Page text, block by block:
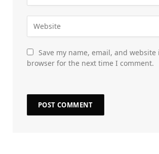
Save my name, email, and website
browser for the next time I comment.